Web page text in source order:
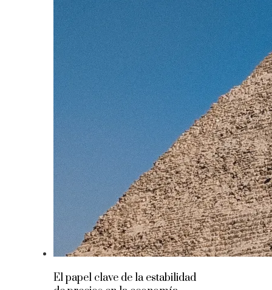
El papel clave de la estabilidad